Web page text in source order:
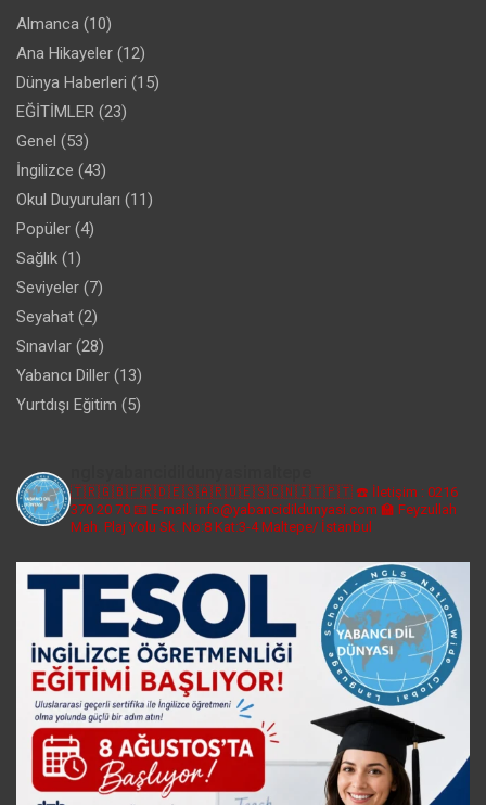
Almanca (10)
Ana Hikayeler (12)
Dünya Haberleri (15)
EĞİTİMLER (23)
Genel (53)
İngilizce (43)
Okul Duyuruları (11)
Popüler (4)
Sağlık (1)
Seviyeler (7)
Seyahat (2)
Sınavlar (28)
Yabancı Diller (13)
Yurtdışı Eğitim (5)
🇹🇷🇬🇧🇫🇷🇩🇪🇸🇦🇷🇺🇪🇸🇨🇳🇮🇹🇵🇹 ☎️ İletişim : 0216
370 20 70 📧 E-mail: info@yabancidildunyasi.com 🏫 Feyzullah
Mah. Plaj Yolu Sk. No:8 Kat:3-4 Maltepe/ İstanbul